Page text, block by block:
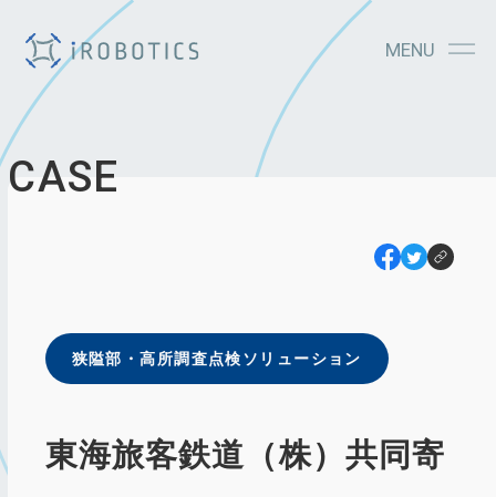
MENU
CASE
狭隘部・⾼所調査点検ソリューション
東海旅客鉄道（株）共同寄